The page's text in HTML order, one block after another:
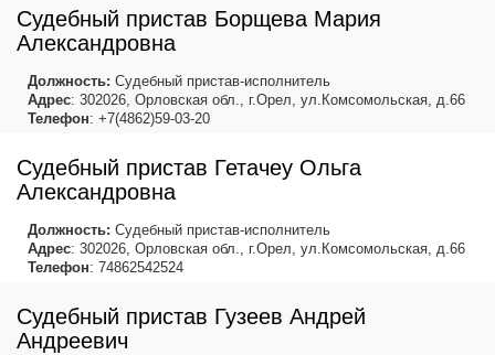
Судебный пристав Борщева Мария
Александровна
Должность: Судебный пристав-исполнитель
Адрес: 302026, Орловская обл., г.Орел, ул.Комсомольская, д.66
Телефон: +7(4862)59-03-20
Судебный пристав Гетачеу Ольга
Александровна
Должность: Судебный пристав-исполнитель
Адрес: 302026, Орловская обл., г.Орел, ул.Комсомольская, д.66
Телефон: 74862542524
Судебный пристав Гузеев Андрей
Андреевич